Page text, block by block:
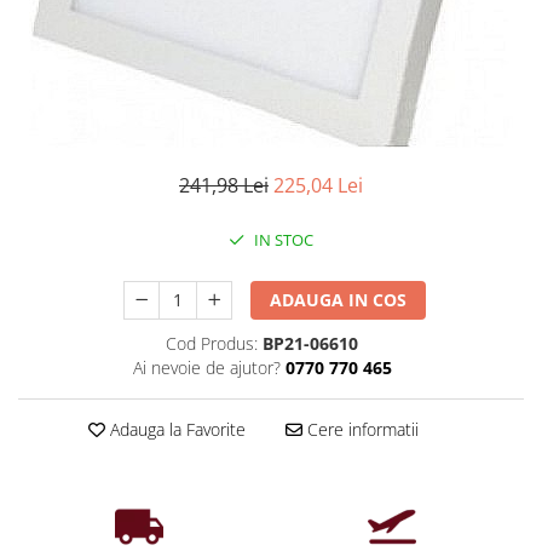
Iluminat arhitectural
Becuri LED cu filament
Corpuri de emergenta
Profil banda LED
Priza exterior
241,98 Lei225,04 Lei
IN STOC
ADAUGA IN COS
Cod Produs: BP21-06610
Ai nevoie de ajutor? 0770 770 465
Adauga la Favorite Cere informatii